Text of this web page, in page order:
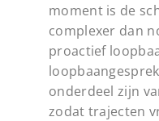
moment is de
complexer dan
proactief
onderdeel zijn
zodat trajecten